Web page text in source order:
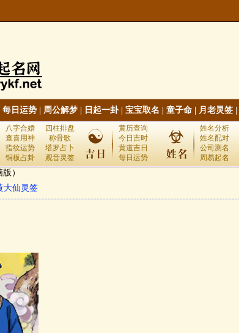
每日运势 周公解梦 日起一卦| 宝宝取名 童子命 月老灵签
八字合婚
四柱排盘
查喜用神
称骨歌
指纹运势
塔罗占卜
铜板占卦 观音灵签
黄历查询
今日吉时
黄道吉日
每日运势
姓名分析
姓名配对
公司测名
周易起名
）
大仙灵签